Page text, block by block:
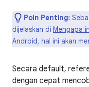
Poin Penting:
dijelaskan di Mengapa
Android, hal ini akan
Secara default,
dengan cepat